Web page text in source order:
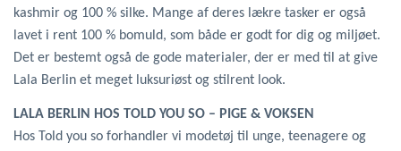
kashmir og 100 % silke. Mange af deres lækre tasker er også
lavet i rent 100 % bomuld, som både er godt for dig og miljøet.
Det er bestemt også de gode materialer, der er med til at give
Lala Berlin et meget luksuriøst og stilrent look.
LALA BERLIN HOS TOLD YOU SO – PIGE & VOKSEN
Hos Told you so forhandler vi modetøj til unge, teenagere og